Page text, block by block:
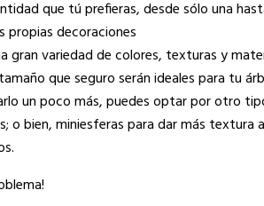
que tú prefieras, desde sólo una
propias decoraciones
gran variedad de colores, texturas y
que seguro serán ideales para tu
un poco más, puedes optar por otro
bien, miniesferas para dar más textura